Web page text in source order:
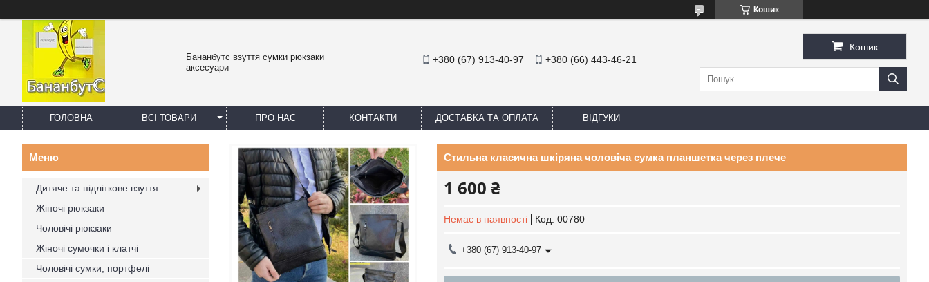
Кошик
Бананбутс взуття сумки рюкзаки
аксесуари
+380 (67) 913-40-97 +380 (66) 443-46-21
Кошик
ГОЛОВНА ВСІ ТОВАРИ ПРО НАС КОНТАКТИ ДОСТАВКА ТА ОПЛАТА ВІДГУКИ
Стильна класична шкіряна чоловіча сумка планшетка через плече
1 600 ₴
Немає в наявності Код: 00780
+380 (67) 913-40-97
Дитяче та підліткове взуття
Жіночі рюкзаки
Чоловічі рюкзаки
Жіночі сумочки і клатчі
Чоловічі сумки, портфелі